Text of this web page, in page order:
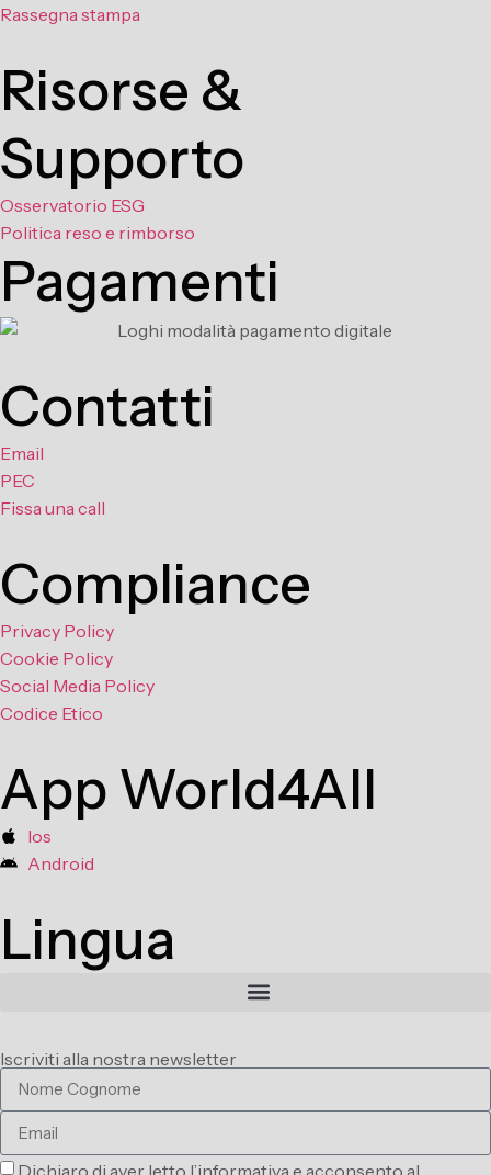
Rassegna stampa
Risorse &
Supporto
Osservatorio ESG
Politica reso e rimborso
Pagamenti
Contatti
Email
PEC
Fissa una call
Compliance
Privacy Policy
Cookie Policy
Social Media Policy
Codice Etico
App World4All
Ios
Android
Lingua
Iscriviti alla nostra newsletter
Dichiaro di aver letto l’informativa e acconsento al